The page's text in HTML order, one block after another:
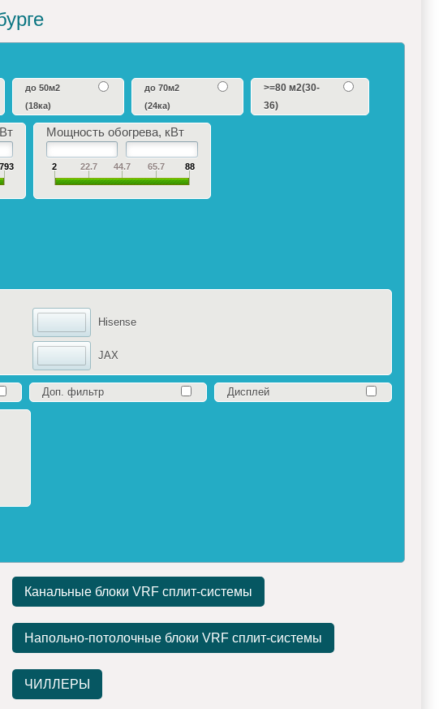
до 50м2
(18ка)
до 70м2
(24ка)
>=80 м2(30-
36)
Мощность обогрева, кВт
2 22.7 44.7 65.7 88
Hisense
JAX
Доп. фильтр Дисплей
Канальные блоки VRF сплит-системы
Напольно-потолочные блоки VRF сплит-системы
ЧИЛЛЕРЫ